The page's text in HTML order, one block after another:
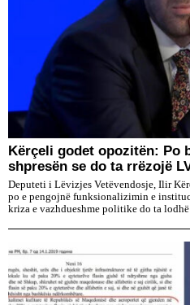
Kërçeli godet opozitën: Po
shpresën se do ta rrëzojë
Deputeti i Lëvizjes Vetëvendosje, Ilir
po e pengojnë funksionalizimin e
kriza e vazhdueshme politike do ta